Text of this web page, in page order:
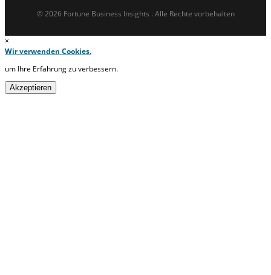
© 2026 Fortune Business Insights . Alle Rechte vorbehalten
×
Wir verwenden Cookies.
um Ihre Erfahrung zu verbessern.
Akzeptieren